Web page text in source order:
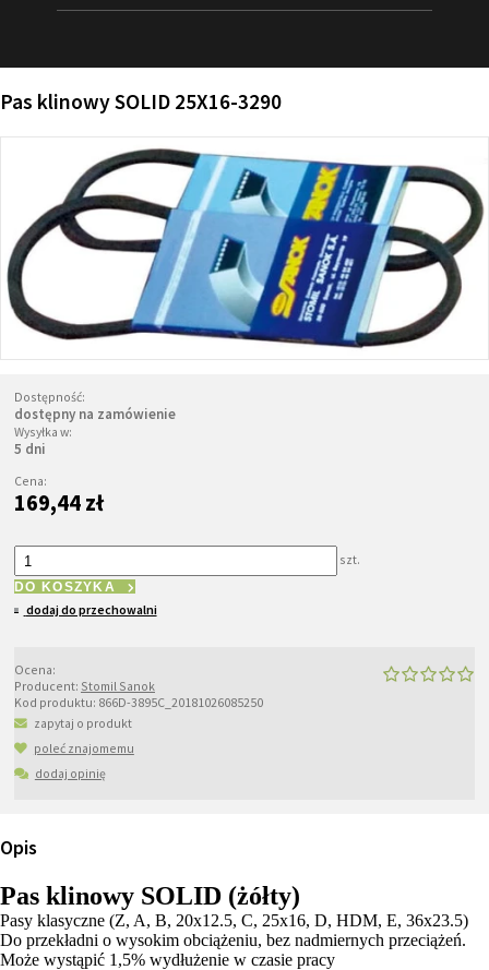
Pas klinowy SOLID 25X16-3290
Dostępność:
dostępny na zamówienie
Wysyłka w:
5 dni
Cena:
169,44 zł
szt.
DO KOSZYKA
dodaj do przechowalni
Ocena:
Producent: Stomil Sanok
Kod produktu: 866D-3895C_20181026085250
zapytaj o produkt
poleć znajomemu
dodaj opinię
Opis
Pas klinowy SOLID (żółty)
Pasy klasyczne (Z, A, B, 20x12.5, C, 25x16, D, HDM, E, 36x23.5)
Do przekładni o wysokim obciążeniu, bez nadmiernych przeciążeń.
Może wystąpić 1,5% wydłużenie w czasie pracy